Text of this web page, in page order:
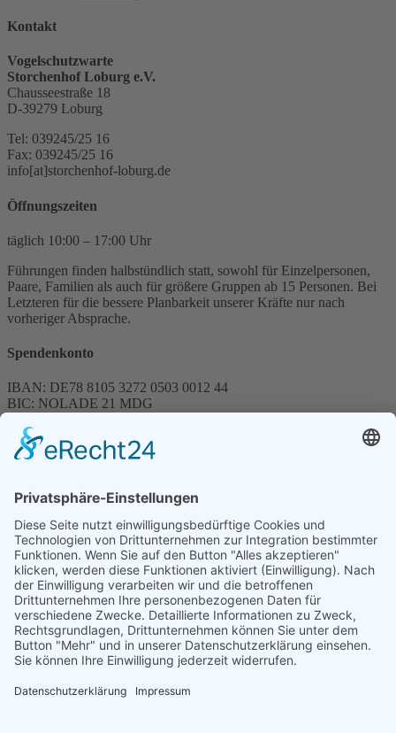
Kontakt
Vogelschutzwarte
Storchenhof Loburg e.V.
Chausseestraße 18
D-39279 Loburg
Tel: 039245/25 16
Fax: 039245/25 16
info[at]storchenhof-loburg.de
Öffnungszeiten
täglich 10:00 – 17:00 Uhr
Führungen finden halbstündlich statt, sowohl für Einzelpersonen,
Paare, Familien als auch für größere Gruppen ab 15 Personen. Bei
Letzteren für die bessere Planbarkeit unserer Kräfte nur nach
vorheriger Absprache.
Spendenkonto
IBAN: DE78 8105 3272 0503 0012 44
BIC: NOLADE 21 MDG
Spenden können steuerlich abgesetzt werden
Förderung
© 1987 – 2025
Storchenhof Loburg e.V.
Alle Rechte vorbehalten.
Cookie-Einstellungen
Navigation überspringen
Impressum
Haftungsausschluss